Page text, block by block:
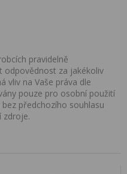
pravidelně
odpovědnost za jakékoliv
vliv na Vaše práva dle
pouze pro osobní použití
předchozího souhlasu
zdroje.